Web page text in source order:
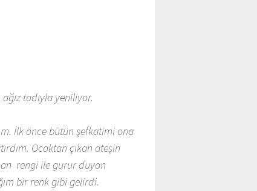
tadıyla yeniliyor.
İlk önce bütün şefkatimi ona
Ocaktan çıkan ateşin
rengi ile gurur duyan
bir renk gibi gelirdi.